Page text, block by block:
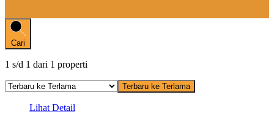
Cari
1 s/d 1 dari 1 properti
Terbaru ke Terlama
Lihat Detail